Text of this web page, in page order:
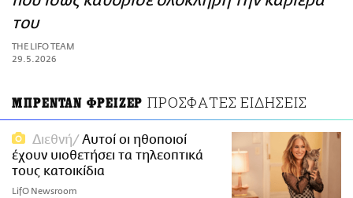
ΑΜΠΑ
PRINT
του
THE LIFO TEAM
29.5.2026
ΜΠΡΕΝΤΑΝ ΦΡΕΙΖΕΡ ΠΡΟΣΦΑΤΕΣ ΕΙΔΗΣΕΙΣ
Διεθνή
Αυτοί οι ηθοποιοί
έχουν υιοθετήσει τα τηλεοπτικά
τους κατοικίδια
LifO Newsroom